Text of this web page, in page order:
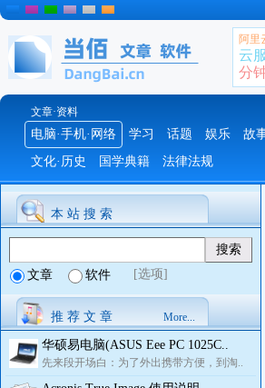
阿里
云
分
文章·资料
电脑·手机·网络 学习 话题 娱乐
故
文化·历史
国学典籍 法律法规
本 站 搜 索
文章 软件 [选项]
推 荐 文 章 More...
华硕易电脑(ASUS Eee PC 1025C..
先来段开场白：为了外出携带方便，到淘..